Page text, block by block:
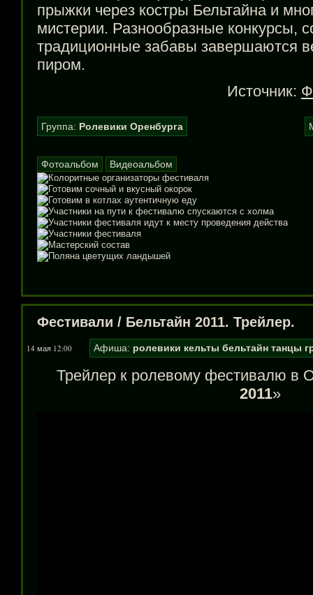
прыжки через костры Бельтайна и
мистерии. Разнообразные конкурсы,
традиционные забавы завершаются
пиром.
Источник:
Группа: Ролевики Оренбурга
Фотоальбом Видеоальбом
Фестивали / Бельтайн 2011. Трейлер.
14 мая 12:00 Афиша: ролевики кельты бельтайн танцы
Трейлер к ролевому фестивалю в
2011»